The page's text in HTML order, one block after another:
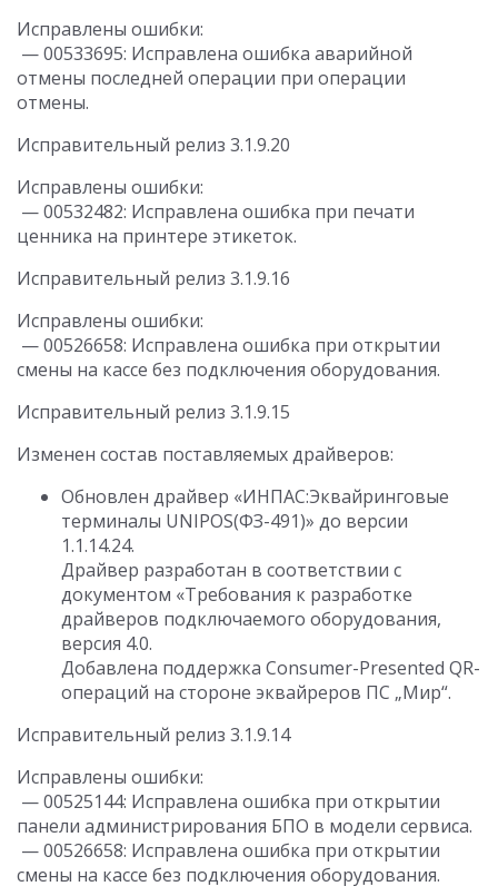
Исправлены ошибки:
— 00533695: Исправлена ошибка аварийной
отмены последней операции при операции
отмены.
Исправительный релиз 3.1.9.20
Исправлены ошибки:
— 00532482: Исправлена ошибка при печати
ценника на принтере этикеток.
Исправительный релиз 3.1.9.16
Исправлены ошибки:
— 00526658: Исправлена ошибка при открытии
смены на кассе без подключения оборудования.
Исправительный релиз 3.1.9.15
Изменен состав поставляемых драйверов:
Обновлен драйвер «ИНПАС:Эквайринговые
терминалы UNIPOS(ФЗ-491)» до версии
1.1.14.24.
Драйвер разработан в соответствии с
документом «Требования к разработке
драйверов подключаемого оборудования,
версия 4.0.
Добавлена поддержка Consumer-Presented QR-
операций на стороне эквайреров ПС „Мир“.
Исправительный релиз 3.1.9.14
Исправлены ошибки:
— 00525144: Исправлена ошибка при открытии
панели администрирования БПО в модели сервиса.
— 00526658: Исправлена ошибка при открытии
смены на кассе без подключения оборудования.